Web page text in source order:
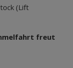
(Lift
freut